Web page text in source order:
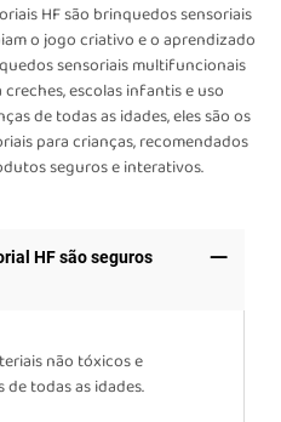
HF são brinquedos sensoriais
o jogo criativo e o aprendizado
sensoriais multifuncionais
escolas infantis e uso
de todas as idades, eles são os
para crianças, recomendados
seguros e interativos.
HF são seguros
não tóxicos e
todas as idades.